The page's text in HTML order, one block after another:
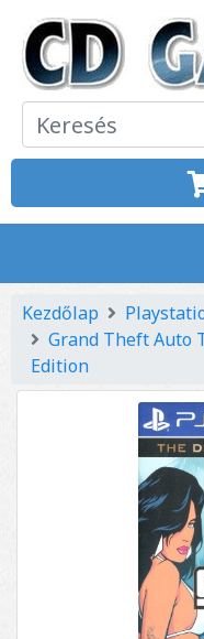
Kezdőlap
Grand Theft Auto
Edition